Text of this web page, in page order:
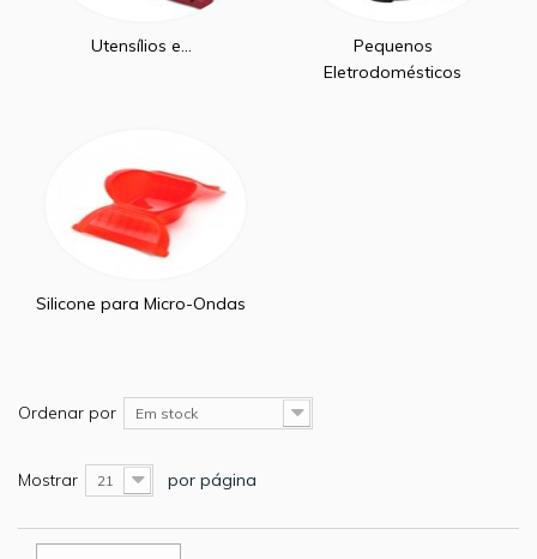
Utensílios e...
Pequenos
Eletrodomésticos
Silicone para Micro-Ondas
Ordenar por Em stock
Mostrar 21 por página